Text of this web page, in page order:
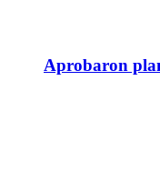
Aprobaron